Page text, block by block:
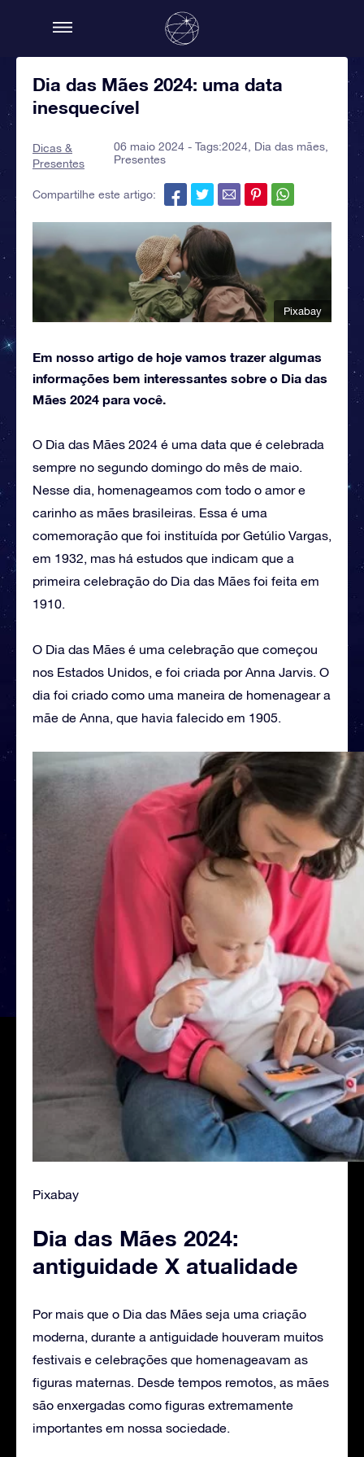
Dia das Mães 2024: uma data
inesquecível
Dicas &
Presentes
06 maio 2024 - Tags:2024, Dia das mães,
Presentes
Compartilhe este artigo:
Pixabay
Em nosso artigo de hoje vamos trazer algumas
informações bem interessantes sobre o Dia das
Mães 2024 para você.
O Dia das Mães 2024 é uma data que é celebrada
sempre no segundo domingo do mês de maio.
Nesse dia, homenageamos com todo o amor e
carinho as mães brasileiras. Essa é uma
comemoração que foi instituída por Getúlio Vargas,
em 1932, mas há estudos que indicam que a
primeira celebração do Dia das Mães foi feita em
1910.
O Dia das Mães é uma celebração que começou
nos Estados Unidos, e foi criada por Anna Jarvis. O
dia foi criado como uma maneira de homenagear a
mãe de Anna, que havia falecido em 1905.
Pixabay
Dia das Mães 2024:
antiguidade X atualidade
Por mais que o Dia das Mães seja uma criação
moderna, durante a antiguidade houveram muitos
festivais e celebrações que homenageavam as
figuras maternas. Desde tempos remotos, as mães
são enxergadas como figuras extremamente
importantes em nossa sociedade.